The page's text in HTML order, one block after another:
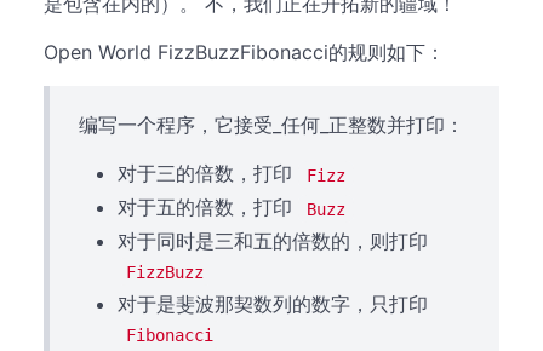
Open World FizzBuzzFibonacci的规则如下：
编写一个程序，它接受_任何_正整数并打印：
对于三的倍数，打印
Fizz
对于五的倍数，打印 Buzz
对于同时是三和五的倍数的，则打印
FizzBuzz
对于是斐波那契数列的数字，只打印
Fibonacci